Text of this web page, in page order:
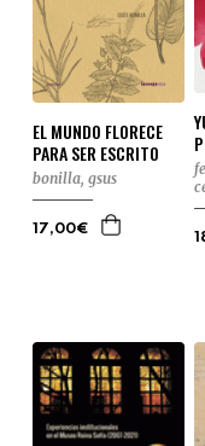
EL MUNDO FLORECE
PARA SER ESCRITO
bonilla, gsus
17,00€